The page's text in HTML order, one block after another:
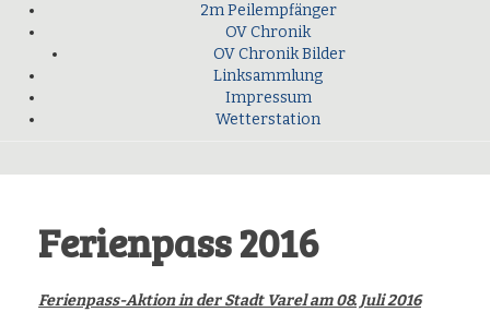
2m Peilempfänger
OV Chronik
OV Chronik Bilder
Linksammlung
Impressum
Wetterstation
Ferienpass 2016
Ferienpass-Aktion in der Stadt Varel am 08. Juli 2016